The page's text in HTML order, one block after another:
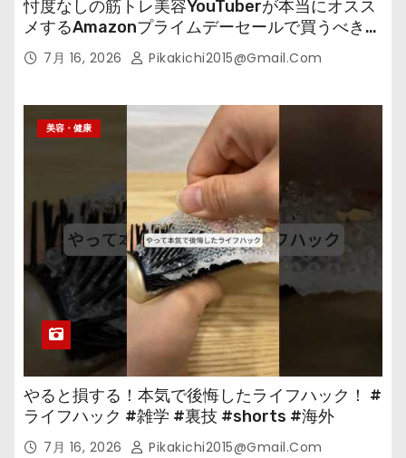
忖度なしの筋トレ美容YouTuberが本当にオスス
メするAmazonプライムデーセールで買うべきも
の 7月 16, 2026 Pikakichi2015@gmail.com
美容・健康
やると損する！本気で後悔したライフハック！ #
ライフハック #雑学 #裏技 #shorts #海外
7月 16, 2026 Pikakichi2015@gmail.com